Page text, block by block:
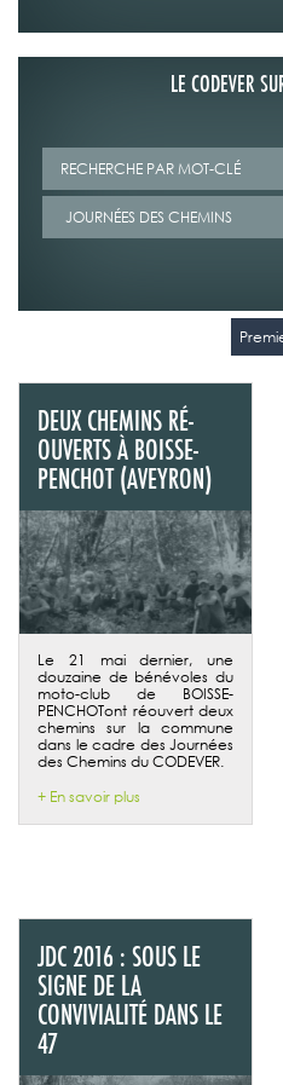
LE CODEVER
DEUX CHEMINS RÉ-
OUVERTS À BOISSE-
PENCHOT (AVEYRON)
Le 21 mai dernier, une
douzaine de bénévoles du
moto-club de BOISSE-
PENCHOTont réouvert deux
chemins sur la commune
dans le cadre des Journées
des Chemins du CODEVER.
+ En savoir plus
JDC 2016 : SOUS LE
SIGNE DE LA
CONVIVIALITÉ DANS LE
47